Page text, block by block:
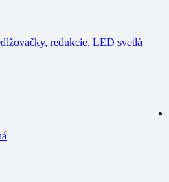
redukcie, LED svetlá